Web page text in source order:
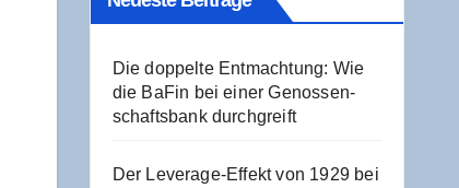
Die dop­pel­te Ent­mach­tung: Wie
die BaFin bei einer Genos­sen­
schafts­bank durchgreift
Der Levera­ge-Effekt von 1929 bei